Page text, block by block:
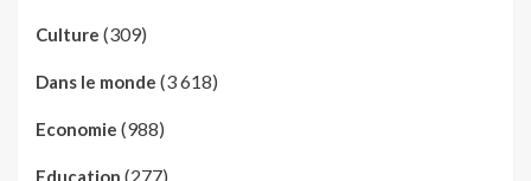
Culture (309)
Dans le monde (3 618)
Economie (988)
Education (277)